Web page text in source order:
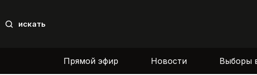
искать
Прямой эфир Новости Выборы